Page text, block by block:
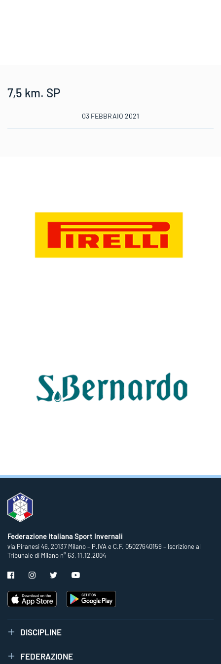
7,5 km. SP
03 FEBBRAIO 2021
Federazione Italiana Sport Invernali
via Piranesi 46, 20137 Milano – P.IVA e C.F. 05027640159 – Iscrizione al
Tribunale di Milano n° 63, 11.12.2004
DISCIPLINE
FEDERAZIONE